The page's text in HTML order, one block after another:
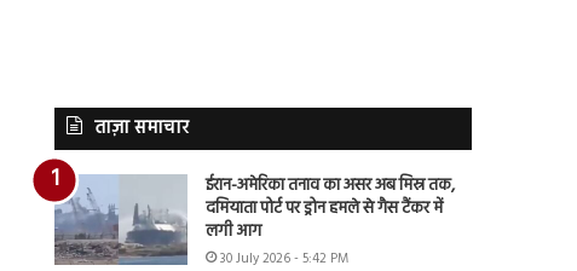
ताज़ा समाचार
ईरान-अमेरिका तनाव का असर अब मिस्र तक,
दमियाता पोर्ट पर ड्रोन हमले से गैस टैंकर में
लगी आग
30 July 2026 - 5:42 PM